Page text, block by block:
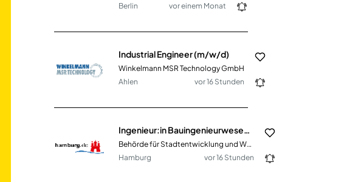
Berlin
vor einem Monat
Industrial Engineer (m/w/d)
Winkelmann MSR Technology GmbH
Ahlen
vor 16 Stunden
Behörde für Stadtentwicklung und Wohnen
Hamburg
vor 16 Stunden